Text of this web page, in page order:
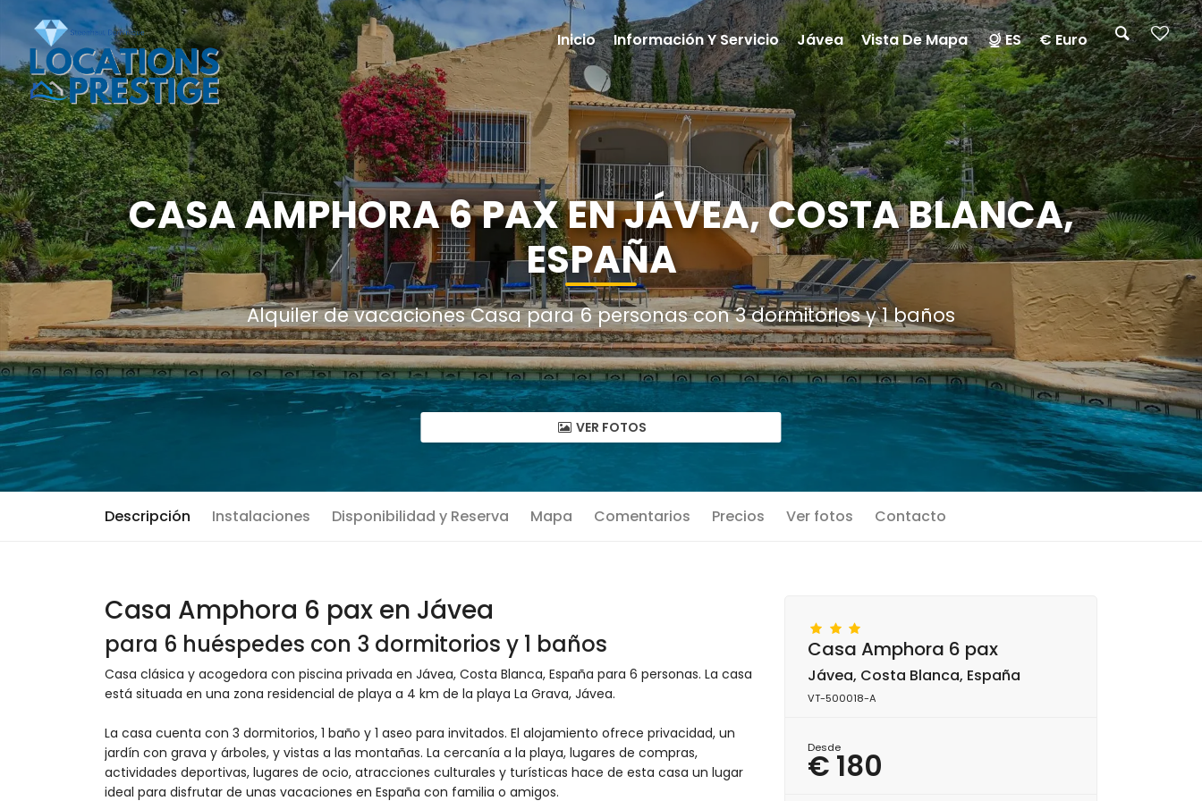
CASA AMPHORA 6 PAX EN JÁVEA, COSTA BLANCA,
ESPAÑA
Alquiler de vacaciones Casa para 6 personas con 3 dormitorios y 1 baños
VER FOTOS
Descripción Instalaciones Disponibilidad y Reserva Mapa Comentarios Precios Ver fotos Contacto
Casa Amphora 6 pax en Jávea
para 6 huéspedes con 3 dormitorios y 1 baños
Casa clásica y acogedora con piscina privada en Jávea, Costa Blanca, España para 6 personas. La casa
está situada en una zona residencial de playa a 4 km de la playa La Grava, Jávea.
La casa cuenta con 3 dormitorios, 1 baño y 1 aseo para invitados. El alojamiento ofrece privacidad, un
jardín con grava y árboles, y vistas a las montañas. La cercanía a la playa, lugares de compras,
actividades deportivas, lugares de ocio, atracciones culturales y turísticas hace de esta casa un lugar
ideal para disfrutar de unas vacaciones en España con familia o amigos.
Casa Amphora 6 pax
Jávea, Costa Blanca, España
VT-500018-A
Desde
€ 180
Inicio Información Y Servicio Jávea Vista De Mapa ES € Euro